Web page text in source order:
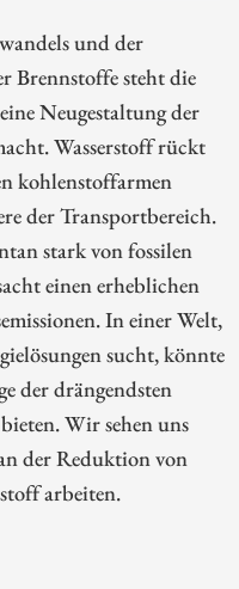
und der
Brennstoffe steht die
Neugestaltung der
Wasserstoff rückt
kohlenstoffarmen
der Transportbereich.
stark von fossilen
einen erheblichen
In einer Welt,
sucht, könnte
der drängendsten
Wir sehen uns
der Reduktion von
arbeiten.